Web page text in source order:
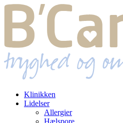
Klinikken
Lidelser
Allergier
Hælspore